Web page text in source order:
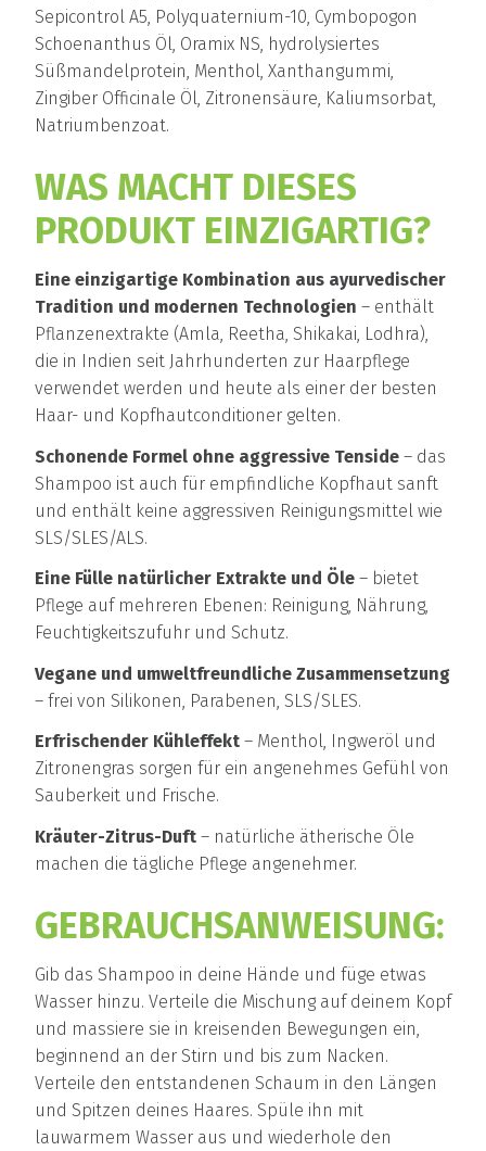
Sepicontrol A5, Polyquaternium-10, Cymbopogon
Schoenanthus Öl, Oramix NS, hydrolysiertes
Süßmandelprotein, Menthol, Xanthangummi,
Zingiber Officinale Öl, Zitronensäure, Kaliumsorbat,
Natriumbenzoat.
WAS MACHT DIESES
PRODUKT EINZIGARTIG?
Eine einzigartige Kombination aus ayurvedischer
Tradition und modernen Technologien – enthält
Pflanzenextrakte (Amla, Reetha, Shikakai, Lodhra),
die in Indien seit Jahrhunderten zur Haarpflege
verwendet werden und heute als einer der besten
Haar- und Kopfhautconditioner gelten.
Schonende Formel ohne aggressive Tenside – das
Shampoo ist auch für empfindliche Kopfhaut sanft
und enthält keine aggressiven Reinigungsmittel wie
SLS/SLES/ALS.
Eine Fülle natürlicher Extrakte und Öle – bietet
Pflege auf mehreren Ebenen: Reinigung, Nährung,
Feuchtigkeitszufuhr und Schutz.
Vegane und umweltfreundliche Zusammensetzung
– frei von Silikonen, Parabenen, SLS/SLES.
Erfrischender Kühleffekt – Menthol, Ingweröl und
Zitronengras sorgen für ein angenehmes Gefühl von
Sauberkeit und Frische.
Kräuter-Zitrus-Duft – natürliche ätherische Öle
machen die tägliche Pflege angenehmer.
GEBRAUCHSANWEISUNG:
Gib das Shampoo in deine Hände und füge etwas
Wasser hinzu. Verteile die Mischung auf deinem Kopf
und massiere sie in kreisenden Bewegungen ein,
beginnend an der Stirn und bis zum Nacken.
Verteile den entstandenen Schaum in den Längen
und Spitzen deines Haares. Spüle ihn mit
lauwarmem Wasser aus und wiederhole den